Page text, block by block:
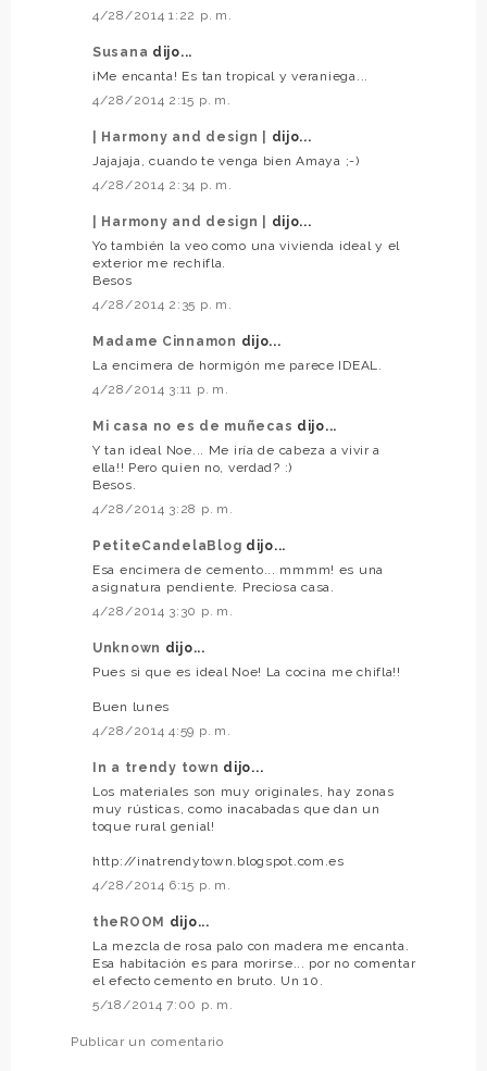
4/28/2014 1:22 p. m.
Susana dijo...
¡Me encanta! Es tan tropical y veraniega...
4/28/2014 2:15 p. m.
| Harmony and design |
dijo...
Jajajaja, cuando te venga bien Amaya ;-)
4/28/2014 2:34 p. m.
| Harmony and design |
dijo...
Yo también la veo como una vivienda ideal y el
exterior me rechifla.
Besos
4/28/2014 2:35 p. m.
Madame Cinnamon dijo...
La encimera de hormigón me parece IDEAL.
4/28/2014 3:11 p. m.
Mi casa no es de muñecas dijo...
Y tan ideal Noe... Me iría de cabeza a vivir a
ella!! Pero quien no, verdad? :)
Besos.
4/28/2014 3:28 p. m.
PetiteCandelaBlog dijo...
Esa encimera de cemento... mmmm! es una
asignatura pendiente. Preciosa casa.
4/28/2014 3:30 p. m.
Unknown dijo...
Pues si que es ideal Noe! La cocina me chifla!!
Buen lunes
4/28/2014 4:59 p. m.
In a trendy town dijo...
Los materiales son muy originales, hay zonas
muy rústicas, como inacabadas que dan un
toque rural genial!
http://inatrendytown.blogspot.com.es
4/28/2014 6:15 p. m.
theROOM dijo...
La mezcla de rosa palo con madera me encanta.
Esa habitación es para morirse... por no comentar
el efecto cemento en bruto. Un 10.
5/18/2014 7:00 p. m.
Publicar un comentario